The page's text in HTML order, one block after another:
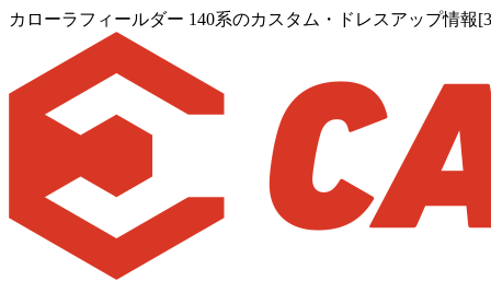
カローラフィールダー 140系のカスタム・ドレスアップ情報